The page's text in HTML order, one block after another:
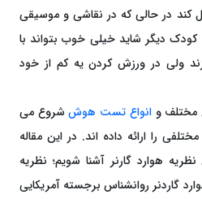
در حالی که در نقاشی و موسیقی
دیگر شاید خیلی خوب بتواند با
ولی در ورزش کردن یه کم از خود
مختلف وانواع تست هوششروع می
را ارائه داده اند. در این مقاله
هوارد گارنر آشنا شویم؛ نظریه
گاردنر روانشناس برجسته آمریکایی